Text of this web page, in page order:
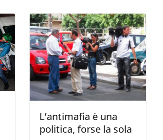
L’antimafia è una
politica, forse la sola